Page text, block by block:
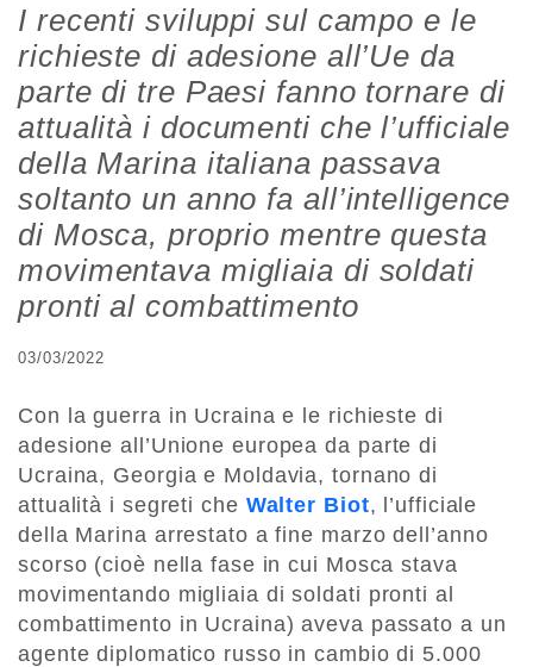
I recenti sviluppi sul campo e le
richieste di adesione all’Ue da
parte di tre Paesi fanno tornare di
attualità i documenti che l’ufficiale
della Marina italiana passava
soltanto un anno fa all’intelligence
di Mosca, proprio mentre questa
movimentava migliaia di soldati
pronti al combattimento
03/03/2022
Con la guerra in Ucraina e le richieste di
adesione all’Unione europea da parte di
Ucraina, Georgia e Moldavia, tornano di
attualità i segreti che Walter Biot, l’ufficiale
della Marina arrestato a fine marzo dell’anno
scorso (cioè nella fase in cui Mosca stava
movimentando migliaia di soldati pronti al
combattimento in Ucraina) aveva passato a un
agente diplomatico russo in cambio di 5.000